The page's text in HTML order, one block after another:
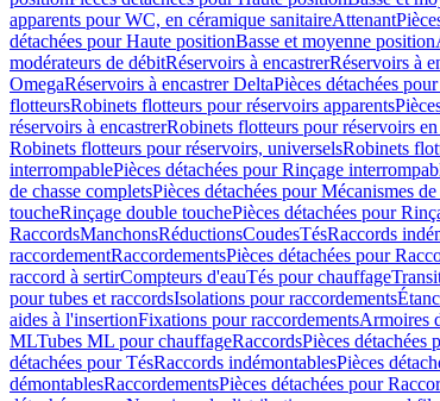
apparents pour WC, en céramique sanitaireAttenant
détachées pour Haute positionBasse et moyenne position
modérateurs de débitRéservoirs à encastrerRéservoirs à
OmegaRéservoirs à encastrer DeltaPièces détachées
flotteursRobinets flotteurs pour réservoirs apparents
réservoirs à encastrerRobinets flotteurs pour réservoirs
Robinets flotteurs pour réservoirs, universelsRobinets
interrompablePièces détachées pour Rinçage
de chasse completsPièces détachées pour Mécanismes
toucheRinçage double touchePièces détachées pour
RaccordsManchonsRéductionsCoudesTésRaccords
raccordementRaccordementsPièces détachées pour
raccord à sertirCompteurs d'eauTés pour chauffage
pour tubes et raccordsIsolations pour raccordements
aides à l'insertionFixations pour raccordementsArmoires
MLTubes ML pour chauffageRaccordsPièces détachées
détachées pour TésRaccords indémontablesPièces
démontablesRaccordementsPièces détachées pour